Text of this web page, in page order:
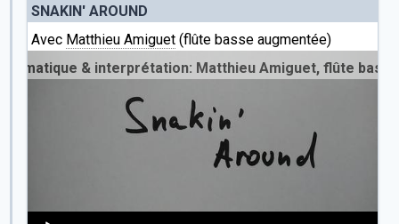
SNAKIN' AROUND
Avec Matthieu Amiguet (flûte basse augmentée)
& interprétation: Matthieu Amiguet, flûte basse